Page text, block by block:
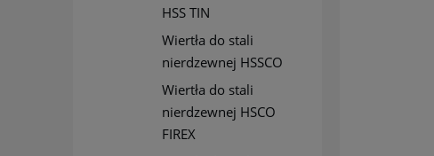
HSS TIN
Wiertła do stali
nierdzewnej HSSCO
Wiertła do stali
nierdzewnej HSCO
FIREX